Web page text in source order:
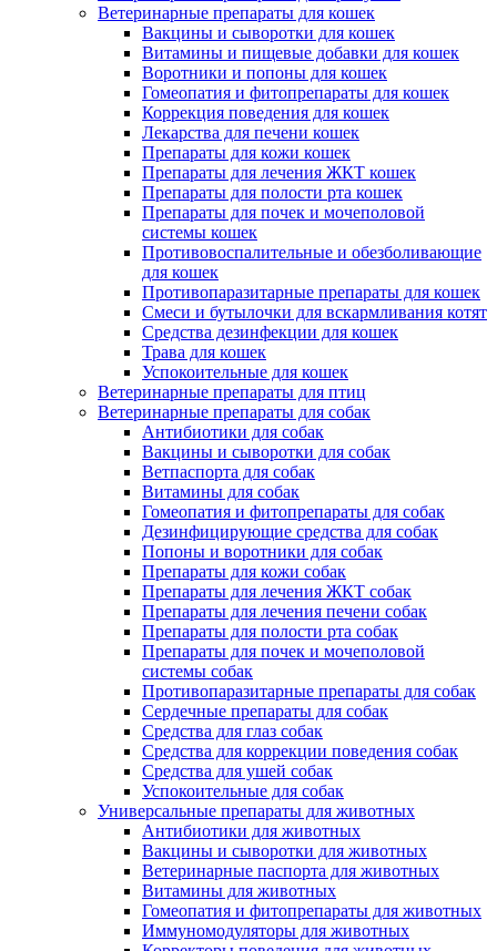
Ветеринарные препараты для кошек
Вакцины и сыворотки для кошек
Витамины и пищевые добавки для кошек
Воротники и попоны для кошек
Гомеопатия и фитопрепараты для кошек
Коррекция поведения для кошек
Лекарства для печени кошек
Препараты для кожи кошек
Препараты для лечения ЖКТ кошек
Препараты для полости рта кошек
Препараты для почек и мочеполовой
системы кошек
Противовоспалительные и обезболивающие
для кошек
Противопаразитарные препараты для кошек
Смеси и бутылочки для вскармливания котят
Средства дезинфекции для кошек
Трава для кошек
Успокоительные для кошек
Ветеринарные препараты для птиц
Ветеринарные препараты для собак
Антибиотики для собак
Вакцины и сыворотки для собак
Ветпаспорта для собак
Витамины для собак
Гомеопатия и фитопрепараты для собак
Дезинфицирующие средства для собак
Попоны и воротники для собак
Препараты для кожи собак
Препараты для лечения ЖКТ собак
Препараты для лечения печени собак
Препараты для полости рта собак
Препараты для почек и мочеполовой
системы собак
Противопаразитарные препараты для собак
Сердечные препараты для собак
Средства для глаз собак
Средства для коррекции поведения собак
Средства для ушей собак
Успокоительные для собак
Универсальные препараты для животных
Антибиотики для животных
Вакцины и сыворотки для животных
Ветеринарные паспорта для животных
Витамины для животных
Гомеопатия и фитопрепараты для животных
Иммуномодуляторы для животных